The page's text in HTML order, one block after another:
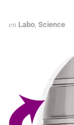
en Labo Science